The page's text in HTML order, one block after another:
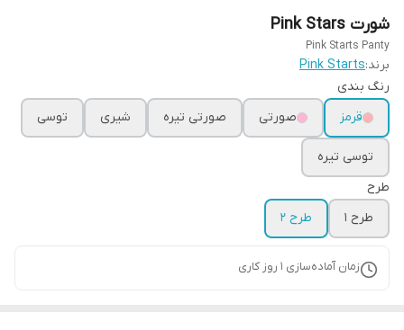
شورت Pink Stars
Pink Starts Panty
برند:Pink Starts
رنگ بندی
قرمز
صورتی صورتی تیره شیری توسی
توسی تیره
طرح
طرح 1
طرح 2
زمان آماده‌سازی 1 روز کاری